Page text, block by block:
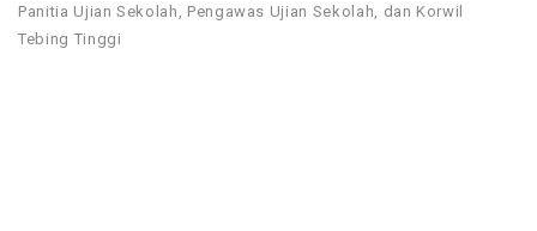
Panitia Ujian Sekolah, Pengawas Ujian Sekolah, dan Korwil
Tebing Tinggi